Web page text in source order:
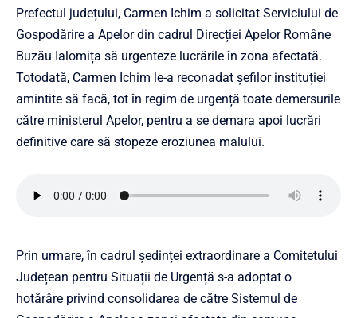
Prefectul județului, Carmen Ichim a solicitat Serviciului de
Gospodărire a Apelor din cadrul Direcției Apelor Române
Buzău Ialomița să urgenteze lucrările în zona afectată.
Totodată, Carmen Ichim le-a reconadat șefilor instituției
amintite să facă, tot în regim de urgență toate demersurile
către ministerul Apelor, pentru a se demara apoi lucrări
definitive care să stopeze eroziunea malului.
Prin urmare, în cadrul ședinței extraordinare a Comitetului
Județean pentru Situații de Urgență s-a adoptat o
hotărâre privind consolidarea de către Sistemul de